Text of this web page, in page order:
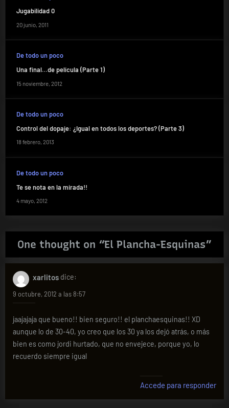
Jugabilidad 0
20 junio, 2011
De todo un poco
Una final…de película (Parte 1)
15 noviembre, 2012
De todo un poco
Control del dopaje: ¿Igual en todos los deportes? (Parte 3)
18 febrero, 2013
De todo un poco
Te se nota en la mirada!!
4 mayo, 2012
One thought on “El Plancha-Esquinas”
xarlitos dice:
9 octubre, 2012 a las 8:57
jaajajaja que bueno!! bien seguro!! el planchaesquinas!! XD
aunque lo de 30-40, yo creo que los 30 ya los dejó atrás, o más
bien es como jordi hurtado, que no envejece, porque yo, lo
recuerdo siempre igual
Accede para responder